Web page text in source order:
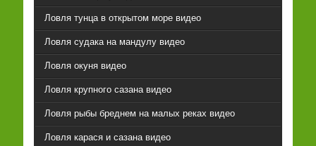
Ловля тунца в открытом море видео
Ловля судака на мандулу видео
Ловля окуня видео
Ловля крупного сазана видео
Ловля рыбы бреднем на малых реках видео
Ловля карася и сазана видео